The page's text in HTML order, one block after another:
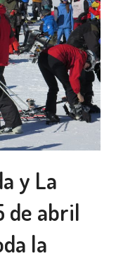
y La
de abril
la